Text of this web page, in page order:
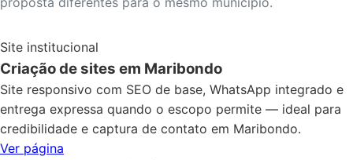
Site institucional
Criação de sites em Maribondo
Site responsivo com SEO de base, WhatsApp integrado e
entrega expressa quando o escopo permite — ideal para
credibilidade e captura de contato em Maribondo.
Ver página